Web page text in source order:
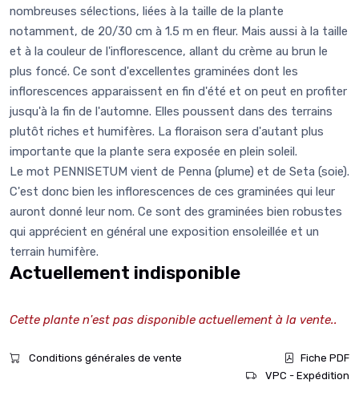
nombreuses sélections, liées à la taille de la plante
notamment, de 20/30 cm à 1.5 m en fleur. Mais aussi à la taille
et à la couleur de l'inflorescence, allant du crème au brun le
plus foncé. Ce sont d'excellentes graminées dont les
inflorescences apparaissent en fin d'été et on peut en profiter
jusqu'à la fin de l'automne. Elles poussent dans des terrains
plutôt riches et humifères. La floraison sera d'autant plus
importante que la plante sera exposée en plein soleil.
Le mot PENNISETUM vient de Penna (plume) et de Seta (soie).
C'est donc bien les inflorescences de ces graminées qui leur
auront donné leur nom. Ce sont des graminées bien robustes
qui apprécient en général une exposition ensoleillée et un
terrain humifère.
Actuellement indisponible
Cette plante n'est pas disponible actuellement à la vente..
Conditions générales de vente
Fiche PDF
VPC - Expédition